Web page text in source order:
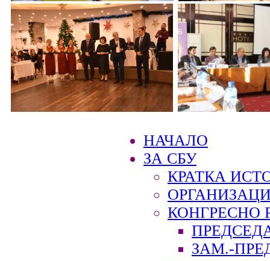
НАЧАЛО
ЗА СБУ
КРАТКА
КОНГРЕСНО
ЗАМ.-